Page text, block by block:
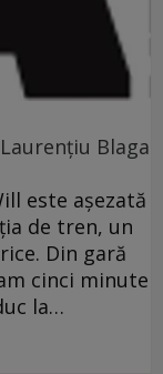
Blaga
este aşezată
de tren, un
Din gară
cinci minute
la…